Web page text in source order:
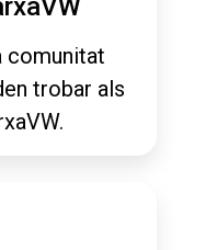
comunitat
trobar als